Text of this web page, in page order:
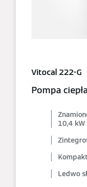
Vitocal 222-G
Pompa
10,4 kW
Ledwo